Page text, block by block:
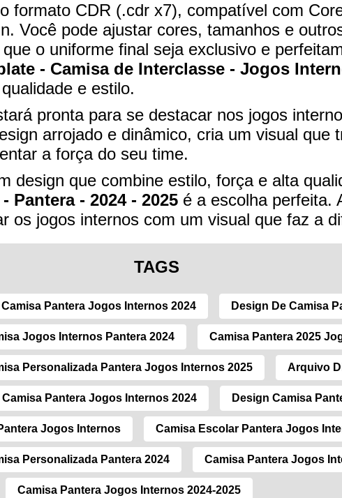
formato CDR (.cdr x7), compatível com
Você pode ajustar cores, tamanhos e
o uniforme final seja exclusivo e
- Camisa de Interclasse - Jogos
e estilo.
pronta para se destacar nos jogos
arrojado e dinâmico, cria um visual que
a força do seu time.
design que combine estilo, força e alta
- 2024 - 2025 é a escolha perfeita.
os jogos internos com um visual que faz a
TAGS
Camisa Pantera Jogos Internos 2024 Design De Camisa
Jogos Internos Pantera 2024 Camisa Pantera 2025
Personalizada Pantera Jogos Internos 2025 Arquivo
Camisa Pantera Jogos Internos 2024 Design Camisa
Jogos Internos Camisa Escolar Pantera Jogos
Personalizada Pantera 2024 Camisa Pantera Jogos
Camisa Pantera Jogos Internos 2024-2025